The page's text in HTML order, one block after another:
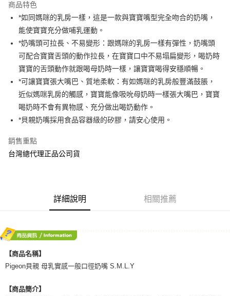
悠遊付
AFTEE先享後付
相關說明
【關於「AFTEE先享後付」】
AFTEE先享後付是「在收到商品之後才付款」的支付方式。 讓您購物簡單
便利好安心！
１．簡單：不需註冊會員、不需綁卡、不需儲值。
２．便利：只要手機號碼，簡訊認證，即可結帳。
３．安心：先確認商品／服務後，再付款。
【「AFTEE先享後付」結帳流程】
２．訂單成立數日內，您將收到繳費通知簡訊。
３．收到繳費通知簡訊後14天內，點擊此簡訊中的連結，可透過四大超商／
※ 交易是否成功請以「AFTEE先享後付 」之結帳頁面顯示為準，若有關於
是否繳費成功／繳費後需取消欲退款等相關疑問，請聯繫「AFTEE先享後付
【注意事項】
易，需依本服務之必要範圍內提供個人資料，並將交易相關給付款項請求債
權轉讓予恩沛科技股份有限公司。
３．未成年的使用者請事先徵得法定代理人或監護人之同意方可使用
ATM付款
運送方式
全家取貨付款
每筆NT$70，滿NT$600(含以上)免運費
每筆NT$70，滿NT$600(含以上)免運費
付款後門市自取
商品特色
*如同媽咪的乳房一樣，這是一款與寶寶嘴型完全吻合的奶嘴，
能使寶寶充分做哺乳運動。
*奶嘴頭可拉長、不易變形：跟媽咪的乳房一樣有彈性，奶嘴頭
可配合寶寶舌頭的動作拉長，在寶寶口中不易塌扁變形，喝奶時
寶寶的舌頭動作就跟喝母奶時一樣，讓寶寶喝得安穩順暢。
*可讓寶寶張大嘴巴、質地柔軟：有如媽咪的乳房般豐滿鼓脹，
近似媽咪乳房的觸感，寶寶能像吸吮母奶時一樣張大嘴巴，寶寶
喝奶時不會有異物感、充分做出喝奶動作。
*貝親奶嘴採用食品容器級的矽膠，請安心使用。
銷售重點
台灣總代理正品公司貨
詳細說明 相關推薦
【商品名稱】
Pigeon貝親 母乳實感一般口徑奶嘴 S.M.L.Y
【商品簡介】